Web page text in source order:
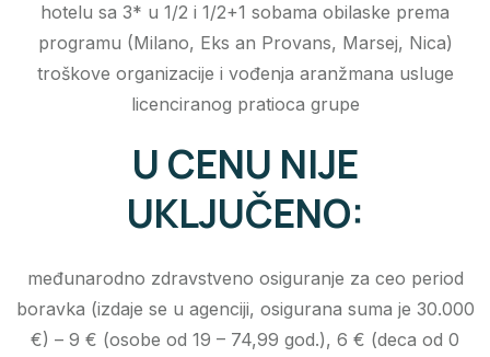
hotelu sa 3* u 1/2 i 1/2+1 sobama obilaske prema
programu (Milano, Eks an Provans, Marsej, Nica)
troškove organizacije i vođenja aranžmana usluge
licenciranog pratioca grupe
U CENU NIJE
UKLJUČENO:
međunarodno zdravstveno osiguranje za ceo period
boravka (izdaje se u agenciji, osigurana suma je 30.000
€) – 9 € (osobe od 19 – 74,99 god.), 6 € (deca od 0